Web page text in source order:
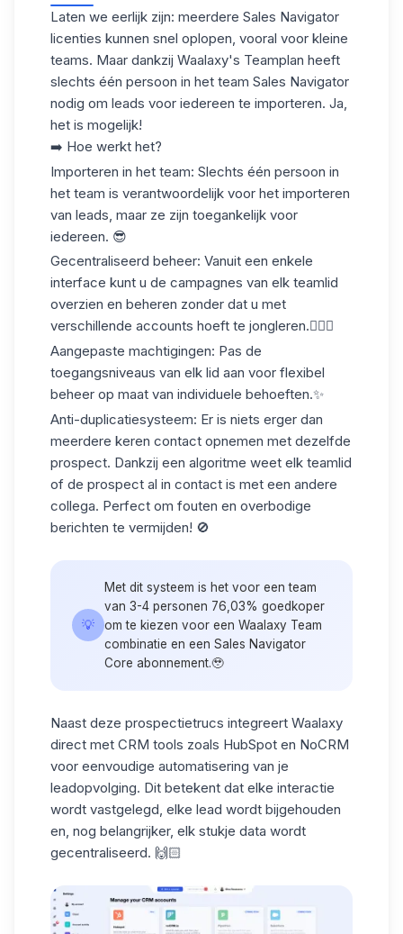
Laten we eerlijk zijn: meerdere Sales Navigator
licenties kunnen snel oplopen, vooral voor kleine
teams. Maar dankzij Waalaxy's Teamplan heeft
slechts één persoon in het team Sales Navigator
nodig om leads voor iedereen te importeren. Ja,
het is mogelijk!
➡️ Hoe werkt het?
Importeren in het team: Slechts één persoon in
het team is verantwoordelijk voor het importeren
van leads, maar ze zijn toegankelijk voor
iedereen. 😎
Gecentraliseerd beheer: Vanuit een enkele
interface kunt u de campagnes van elk teamlid
overzien en beheren zonder dat u met
verschillende accounts hoeft te jongleren.🤹🏻‍♀️
Aangepaste machtigingen: Pas de
toegangsniveaus van elk lid aan voor flexibel
beheer op maat van individuele behoeften.✨
Anti-duplicatiesysteem: Er is niets erger dan
meerdere keren contact opnemen met dezelfde
prospect. Dankzij een algoritme weet elk teamlid
of de prospect al in contact is met een andere
collega. Perfect om fouten en overbodige
berichten te vermijden! 🚫
💡
Met dit systeem is het voor een team
van 3-4 personen 76,03% goedkoper
om te kiezen voor een Waalaxy Team
combinatie en een Sales Navigator
Core abonnement.🥹
Naast deze prospectietrucs integreert Waalaxy
direct met CRM tools zoals HubSpot en NoCRM
voor eenvoudige automatisering van je
leadopvolging. Dit betekent dat elke interactie
wordt vastgelegd, elke lead wordt bijgehouden
en, nog belangrijker, elk stukje data wordt
gecentraliseerd. 🙌🏻